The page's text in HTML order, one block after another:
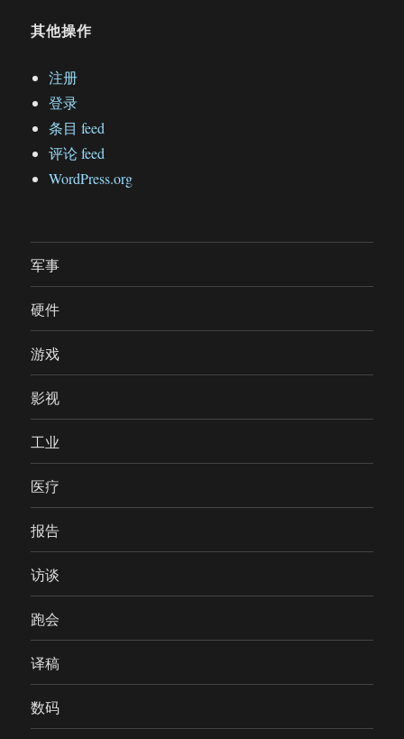
其他操作
注册
登录
条目 feed
评论 feed
WordPress.org
军事
硬件
游戏
影视
工业
医疗
报告
访谈
跑会
译稿
数码